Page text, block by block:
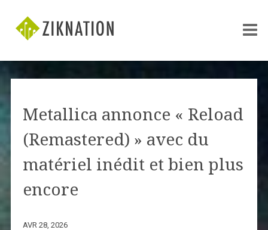
Metallica annonce « Reload
(Remastered) » avec du
matériel inédit et bien plus
encore
AVR 28, 2026